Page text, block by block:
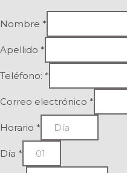
Nombre *
Apellido *
Teléfono: *
Correo electrónico *
Horario *
Día *